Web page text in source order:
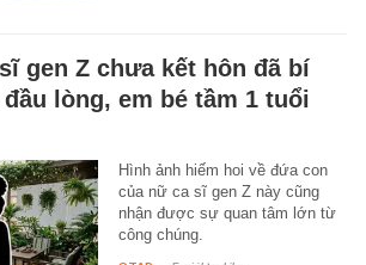
gen Z chưa kết hôn đã bí
lòng, em bé tầm 1 tuổi
Hình ảnh hiếm hoi về đứa con
của nữ ca sĩ gen Z này cũng
nhận được sự quan tâm lớn từ
công chúng.